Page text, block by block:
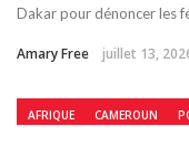
Dakar pour dénoncer les
Amary Free juillet 13,
AFRIQUE CAMEROUN